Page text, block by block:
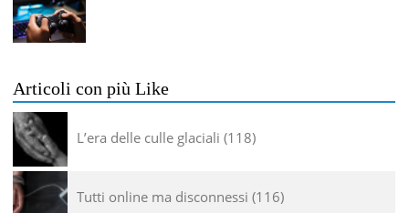
Articoli con più Like
L’era delle culle glaciali 118
Tutti online ma disconnessi 116